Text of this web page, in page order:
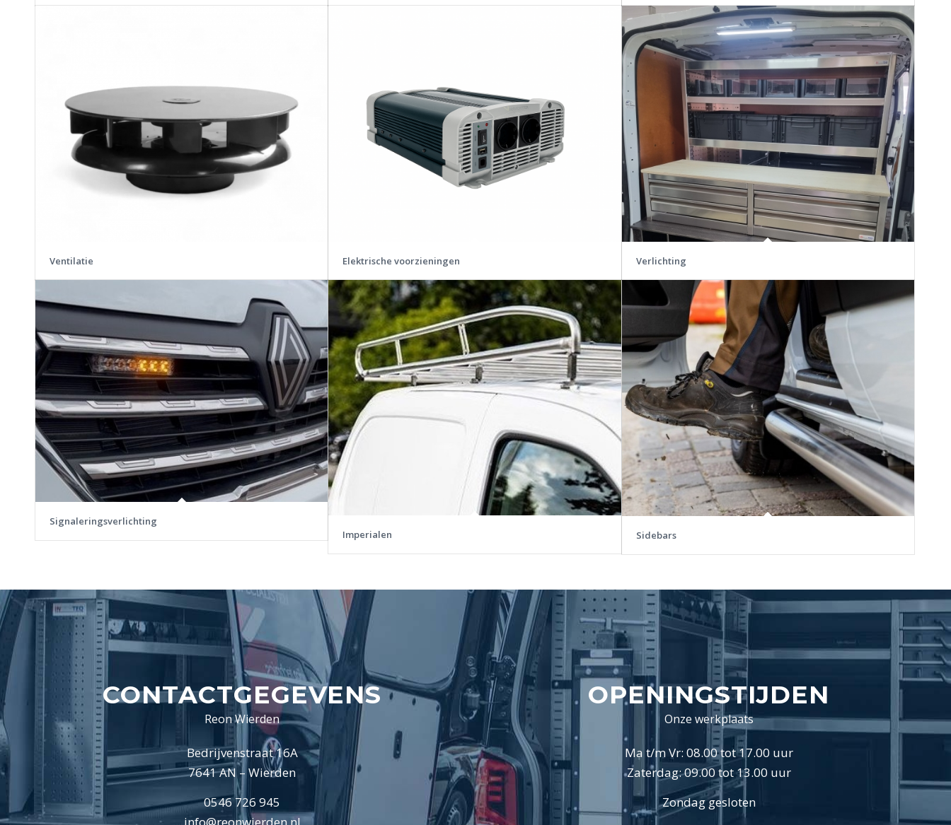
Ventilatie Elektrische voorzieningen Verlichting
Signaleringsverlichting
Imperialen
Sidebars
CONTACTGEGEVENS
Reon Wierden
Bedrijvenstraat 16A
7641 AN – Wierden
0546 726 945
OPENINGSTIJDEN
Onze werkplaats
Ma t/m Vr: 08.00 tot 17.00 uur
Zaterdag: 09.00 tot 13.00 uur
Zondag gesloten